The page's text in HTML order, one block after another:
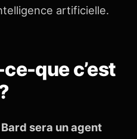
artificielle.
que c’est
Bard sera un agent